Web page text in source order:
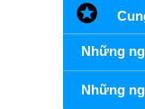
Những
Những